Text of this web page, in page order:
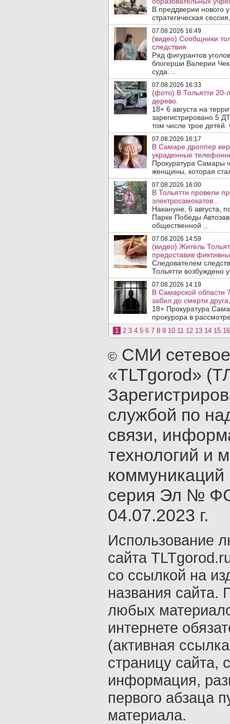
В преддверии нового
стратегическая
07.08.2026 16:49
(видео) Сообщники
следствия.
Ряд фигурантов
блогерши Валерии
суда. ..
07.08.2026 16:33
(фото) В Тольятти 20-
дерево.
18+ 6 августа на
зарегистрировано 5
том числе трое
07.08.2026 16:17
В Самаре дроппер
украденные
Прокуратура Самары
женщины, которая
07.08.2026 16:00
В Тольятти провели
электросамокатов .
Накануне, 6 августа,
Парке Победы
общественной ..
07.08.2026 14:59
(видео) Житель
предоставив
Следователем
Тольятти возбуждено
07.08.2026 14:19
В Самарской области
забил до смерти
18+ Прокуратура
прокурора в
1 2 3 4 5 6 7 8 9 10 11 12 13 14 15 16
© СМИ
«TLTgorod»
службой по
связи,
технологий и
серия Эл №
04.07.2023 г.
Использование
сайта
со ссылкой на
названия сайта.
любых
интернете
(активная
страницу сайта,
информация,
первого абзаца
материала.